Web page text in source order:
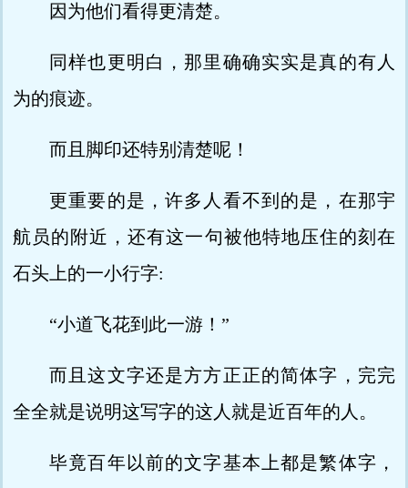
因为他们看得更清楚。
同样也更明白，那里确确实实是真的有人
为的痕迹。
而且脚印还特别清楚呢！
更重要的是，许多人看不到的是，在那宇
航员的附近，还有这一句被他特地压住的刻在
石头上的一小行字:
“小道飞花到此一游！”
而且这文字还是方方正正的简体字，完完
全全就是说明这写字的这人就是近百年的人。
毕竟百年以前的文字基本上都是繁体字，